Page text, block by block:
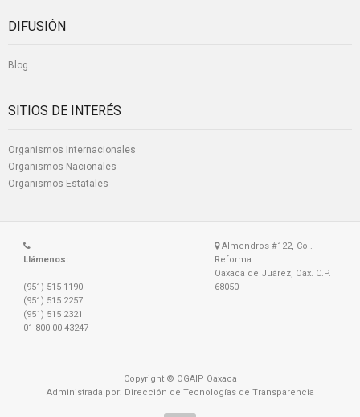
DIFUSIÓN
Blog
SITIOS DE INTERÉS
Organismos Internacionales
Organismos Nacionales
Organismos Estatales
Llámenos:
(951) 515 1190
(951) 515 2257
(951) 515 2321
01 800 00 43247
Almendros #122, Col.
Reforma
Oaxaca de Juárez, Oax. C.P.
68050
Copyright © OGAIP Oaxaca
Administrada por: Dirección de Tecnologías de Transparencia